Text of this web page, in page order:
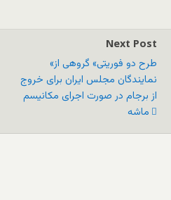
Next Post
«طرح دو فوریتی» گروهی از
نمایندگان مجلس ایران برای خروج
از برجام در صورت اجرای مکانیسم
ماشه